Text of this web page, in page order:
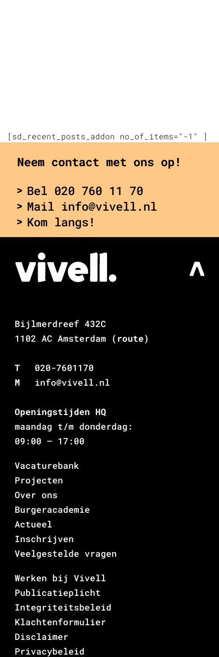
[sd_recent_posts_addon no_of_items="-1" ]
Neem contact met ons op!
Bel 020 760 11 70
Mail info@vivell.nl
Kom langs!
Bijlmerdreef 432C
1102 AC Amsterdam
(route)
T
020-7601170
M
info@vivell.nl
Openingstijden HQ
maandag t/m donderdag:
09:00 – 17:00
Vacaturebank
Projecten
Over ons
Burgeracademie
Actueel
Inschrijven
Veelgestelde vragen
Werken bij Vivell
Publicatieplicht
Integriteitsbeleid
Klachtenformulier
Disclaimer
Privacybeleid